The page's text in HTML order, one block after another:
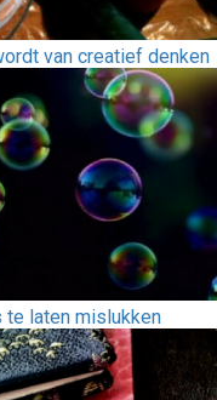
van creatief denken
te laten mislukken